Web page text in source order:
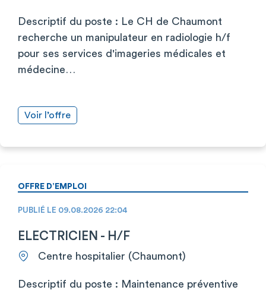
Descriptif du poste : Le CH de Chaumont
recherche un manipulateur en radiologie h/f
pour ses services d'imageries médicales et
médecine…
Voir l’offre
OFFRE D’EMPLOI
PUBLIÉ LE 09.08.2026 22:04
ELECTRICIEN - H/F
Centre hospitalier (Chaumont)
Descriptif du poste : Maintenance préventive